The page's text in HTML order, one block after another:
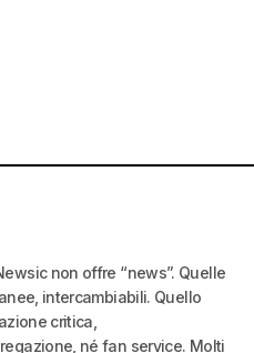
non offre “news”. Quelle
intercambiabili. Quello
critica,
né fan service. Molti